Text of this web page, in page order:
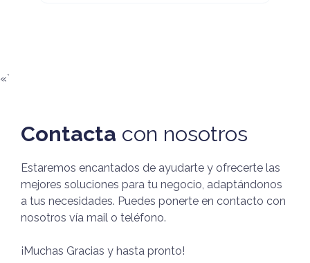
«`
Contacta con nosotros
Estaremos encantados de ayudarte y ofrecerte las
mejores soluciones para tu negocio, adaptándonos
a tus necesidades. Puedes ponerte en contacto con
nosotros vía mail o teléfono.
¡Muchas Gracias y hasta pronto!